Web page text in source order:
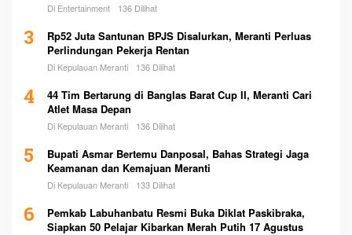
Di Entertainment 136 Dilihat
3
Rp52 Juta Santunan BPJS Disalurkan, Meranti Perluas
Perlindungan Pekerja Rentan
Di Kepulauan Meranti 136 Dilihat
4
44 Tim Bertarung di Banglas Barat Cup II, Meranti Cari
Atlet Masa Depan
Di Kepulauan Meranti 136 Dilihat
5
Bupati Asmar Bertemu Danposal, Bahas Strategi Jaga
Keamanan dan Kemajuan Meranti
Di Kepulauan Meranti 133 Dilihat
6
Pemkab Labuhanbatu Resmi Buka Diklat Paskibraka,
Siapkan 50 Pelajar Kibarkan Merah Putih 17 Agustus